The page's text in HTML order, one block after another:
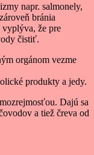
napr. salmonely,
bránia
vyplýva, že pre
čistiť.
orgánom vezme
produkty a jedy.
Dajú sa
a tiež čreva od